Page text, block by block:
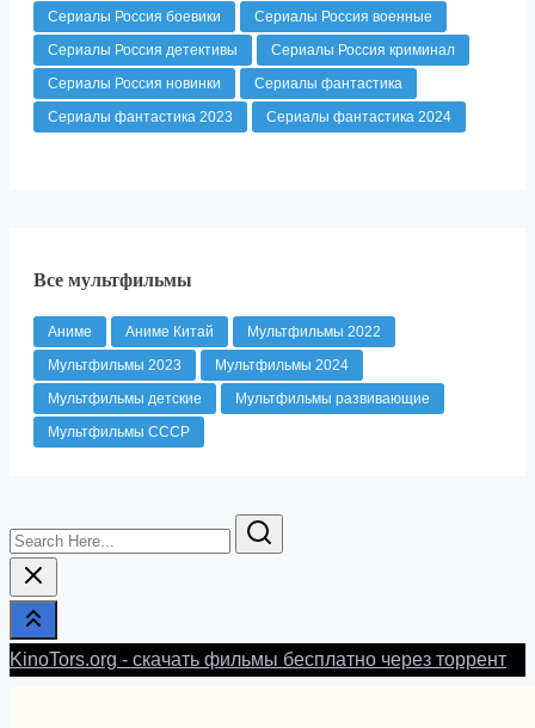
Сериалы Россия боевики
Сериалы Россия военные
Сериалы Россия детективы
Сериалы Россия криминал
Сериалы Россия новинки
Сериалы фантастика
Сериалы фантастика 2023
Сериалы фантастика 2024
Все мультфильмы
Аниме Аниме Китай
Мультфильмы 2022
Мультфильмы 2023
Мультфильмы 2024
Мультфильмы детские
Мультфильмы развивающие
Мультфильмы СССР
Search
Here...
KinoTors.org - скачать фильмы бесплатно через торрент